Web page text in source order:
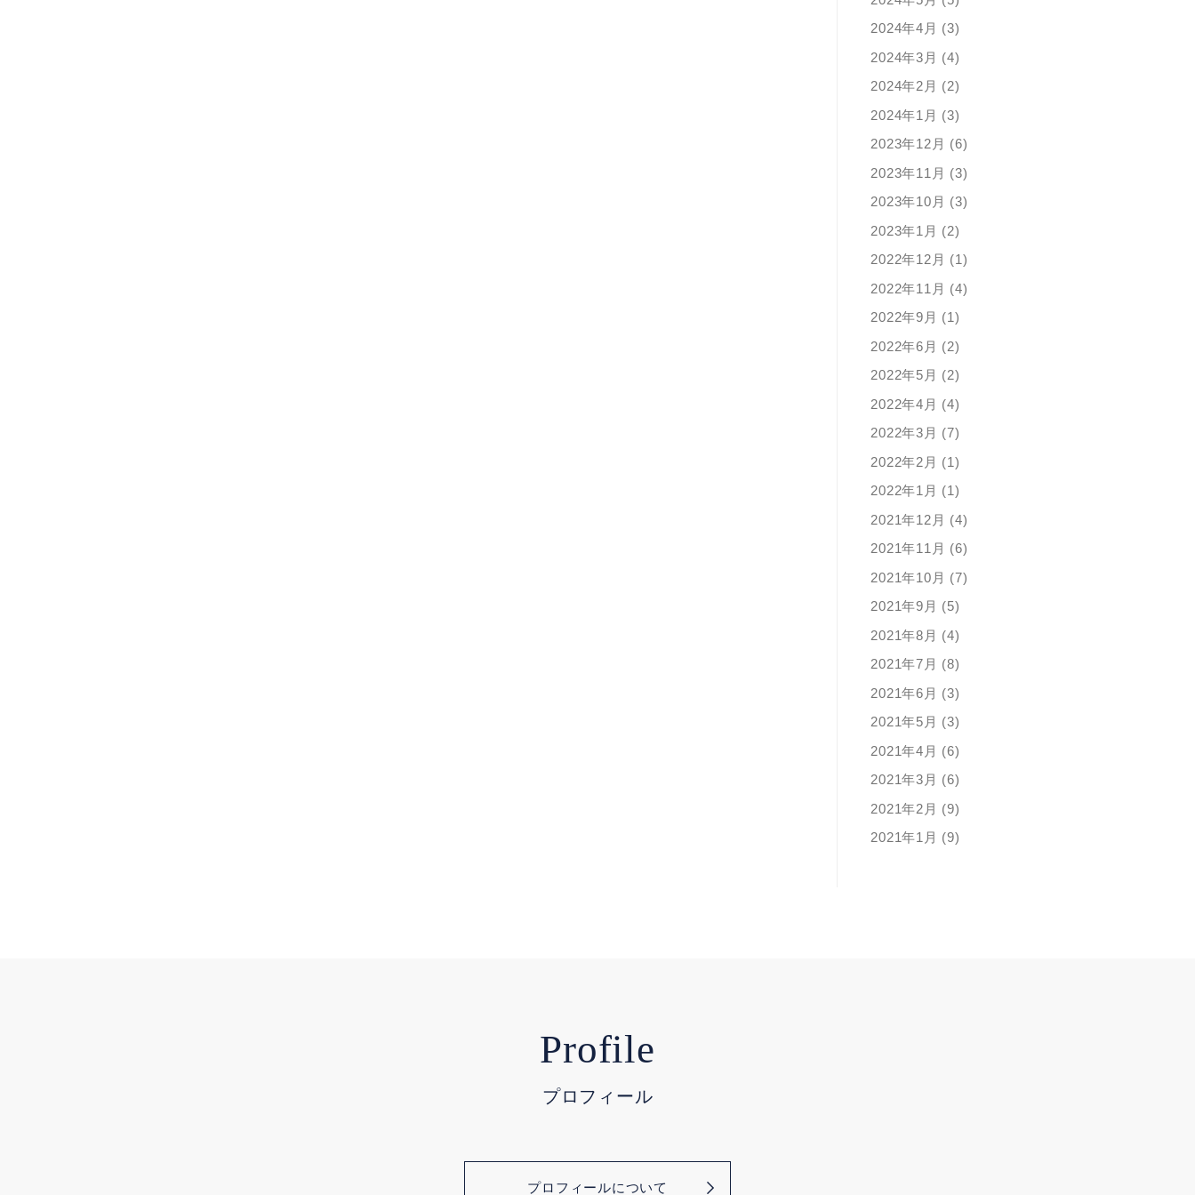
2024年4月 (3)
2024年3月 (4)
2024年2月 (2)
2024年1月 (3)
2023年12月 (6)
2023年11月 (3)
2023年10月 (3)
2023年1月 (2)
2022年12月 (1)
2022年11月 (4)
2022年9月 (1)
2022年6月 (2)
2022年5月 (2)
2022年4月 (4)
2022年3月 (7)
2022年2月 (1)
2022年1月 (1)
2021年12月 (4)
2021年11月 (6)
2021年10月 (7)
2021年9月 (5)
2021年8月 (4)
2021年7月 (8)
2021年6月 (3)
2021年5月 (3)
2021年4月 (6)
2021年3月 (6)
2021年2月 (9)
2021年1月 (9)
Profile
プロフィール
プロフィールについて